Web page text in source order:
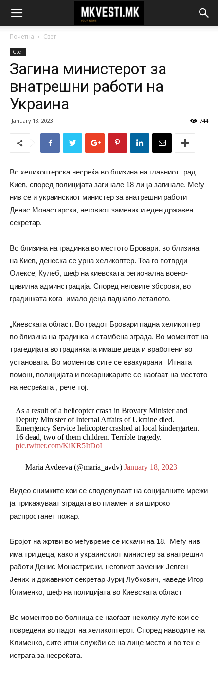
Почетна Свет
Свет
Загина министерот за
внатрешни работи на
Украина
January 18, 2023 744
Во хеликоптерска несреќа во близина на главниот град
Киев, според полицијата загинале 18 лица загинале. Меѓу
нив се и украинскиот министер за внатрешни работи
Денис Монастирски, неговиот заменик и еден државен
секретар.
Во близина на градинка во местото Бровари, во близина
на Киев, денеска се урна хеликоптер. Тоа го потврди
Олексеј Кулеб, шеф на киевската регионална воено-
цивилна админстрација. Според неговите зборови, во
градинката кога имало деца паднало леталото.
„Киевската област. Во градот Бровари падна хеликоптер
во близина на градинка и стамбена зграда. Во моментот на
трагедијата во градинката имаше деца и вработени во
установата. Во моментов сите се евакуирани. Итната
помош, полицијата и пожарникарите се наоѓаат на местото
на несреќата“, рече тој.
As a result of a helicopter crash in Brovary Minister and
Deputy Minister of Internal Affairs of Ukraine died.
Emergency Service helicopter crashed at local kindergarten.
16 dead, two of them children. Terrible tragedy.
pic.twitter.com/KiKR5ItDoI
— Maria Avdeeva (@maria_avdv)January 18, 2023
Видео снимките кои се споделуваат на социјалните мрежи
ја прикажуваат зградата во пламен и ви широко
распростанет пожар.
Бројот на жртви во меѓувреме се искачи на 18. Меѓу нив
има три деца, како и украинскиот министер за внатрешни
работи Денис Монастриски, неговиот заменик Јевген
Јених и државниот секретар Јуриј Лубкович, наведе Игор
Клименко, шеф на полицијата во Киевската област.
Во моментов во болница се наоѓаат неколку луѓе кои се
повредени во падот на хеликоптерот. Според наводите на
Клименко, сите итни служби се на лице место и во тек е
истрага за несреќата.